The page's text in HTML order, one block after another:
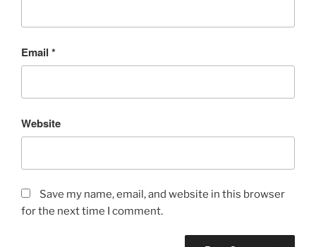
Email *
Website
Save my name, email, and website in this browser
for the next time I comment.